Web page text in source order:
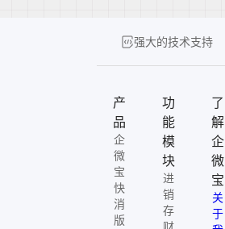
强大的技术支持
产
品
企
微
宝
快
消
版
功
能
模
块
进
销
存
了
解
企
微
宝
关
于